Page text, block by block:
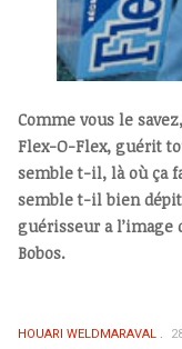
Comme vous le
Flex-O-Flex, guérit
semble t-il, là où ça
semble t-il bien
guérisseur a
Bobos.
HOUARI WELDMARAVAL